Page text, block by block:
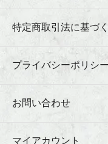
特定商取引法に基づ
プライバシーポリシー
お問い合わせ
マイアカウント